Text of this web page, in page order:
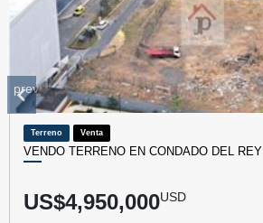
Terreno Venta
VENDO TERRENO EN CONDADO DEL REY
US$4,950,000USD
prev